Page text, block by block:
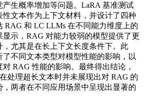
产生概率增加等问题。LaRA 基准测试
性文本作为上下文材料，并设计了四种
RAG 和 LC LLMs 在不同能力维度上的
显示，RAG 对能力较弱的模型提供了更
，尤其是在长上下文长度条件下。此
了不同文本类型对模型性能的影响，以
对 RAG 性能的影响。最终得出结论，
处理超长文本时并未展现出对 RAG 的
，两者在不同应用场景中呈现出显著的